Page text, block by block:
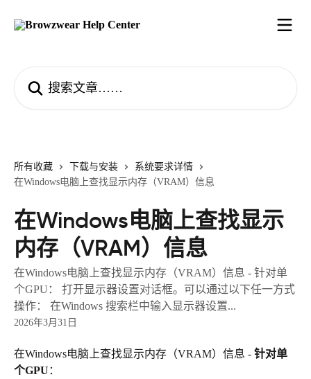
所有收藏 下载与安装
系统要求详情
在Windows电脑上查找显示内存（VRAM）信息
在Windows电脑上查找显示
内存（VRAM）信息
在Windows电脑上查找显示内存（VRAM）信息 - 针对单
个GPU： 打开显示器设置对话框。可以通过以下任一方式
操作： 在Windows 搜索栏中输入显示器设置...
2026年3月31日
在Windows电脑上查找显示内存（VRAM）信息 - 针对单
个GPU ：